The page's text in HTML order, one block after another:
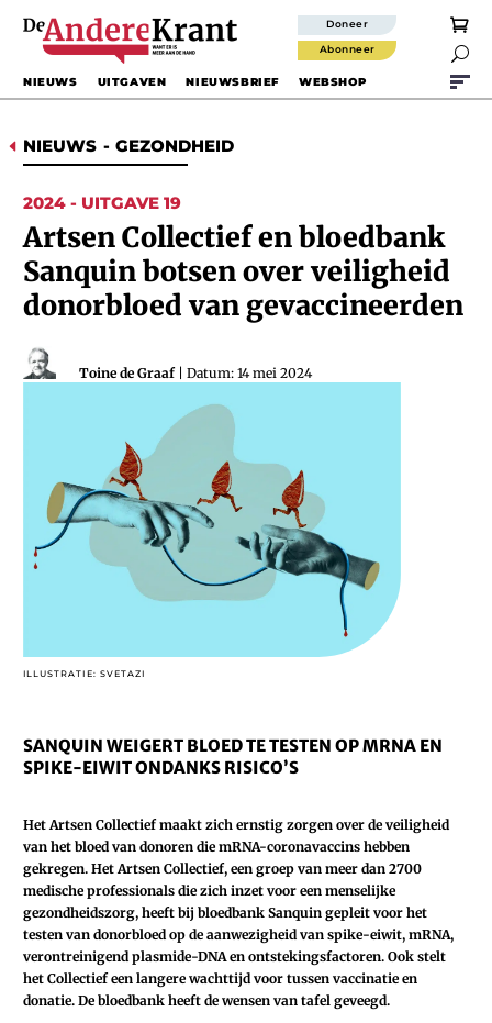
Doneer
Abonneer 
NIEUWS UITGAVEN NIEUWSBRIEF WEBSHOP
D NIEUWS - GEZONDHEID
2024 - UITGAVE 19
Artsen Collectief en bloedbank
Sanquin botsen over veiligheid
donorbloed van gevaccineerden
Toine de Graaf| Datum: 14 mei 2024
ILLUSTRATIE: SVETAZI
SANQUIN WEIGERT BLOED TE TESTEN OP MRNA EN
SPIKE-EIWIT ONDANKS RISICO’S
Het Artsen Collectief maakt zich ernstig zorgen over de veiligheid
van het bloed van donoren die mRNA-­coronavaccins hebben
gekregen. Het Artsen Collectief, een groep van meer dan 2700
medische professionals die zich inzet voor een menselijke
gezondheidszorg, heeft bij bloedbank Sanquin gepleit voor het
testen van donorbloed op de aanwezigheid van spike-eiwit, mRNA,
verontreinigend plasmide-DNA en ontstekingsfactoren. Ook stelt
het Collectief een langere wachttijd voor tussen vaccinatie en
donatie. De bloedbank heeft de wensen van tafel geveegd.